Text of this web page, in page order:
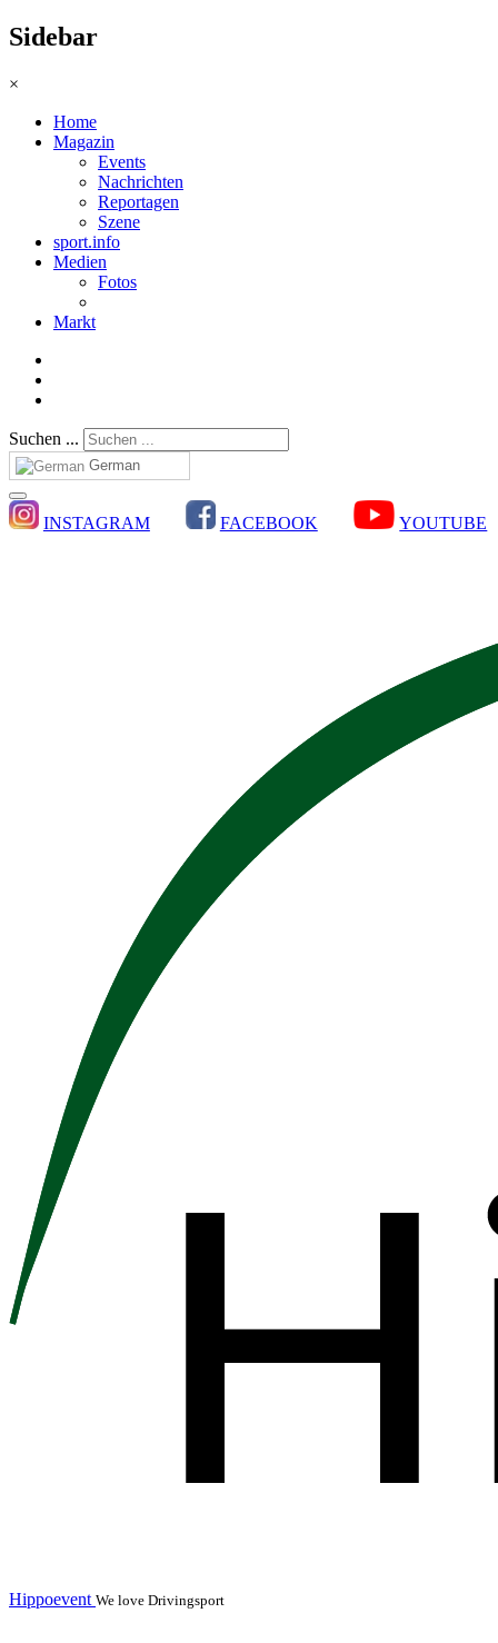
Sidebar
×
Home
Magazin
Events
Nachrichten
Reportagen
Szene
sport.info
Medien
Fotos
Markt
Suchen ...
German
INSTAGRAM FACEBOOK YOUTUBE
Hippoevent We love Drivingsport